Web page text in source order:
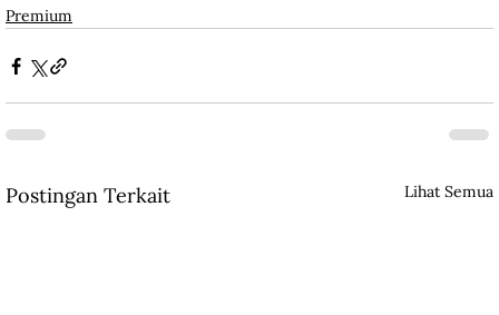
Premium
Postingan Terkait Lihat Semua